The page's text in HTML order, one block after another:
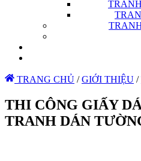
TRANG CHỦ / GIỚI THIỆU /
THI CÔNG GIẤY
TRANH DÁN